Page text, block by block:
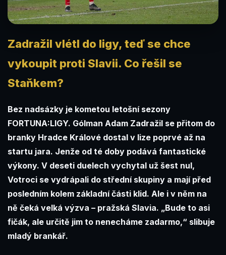
Zadražil vlétl do ligy, teď se chce
vykoupit proti Slavii. Co řešil se
Staňkem?
Bez nadsázky je kometou letošní sezony
FORTUNA:LIGY. Gólman Adam Zadražil se přitom do
branky Hradce Králové dostal v lize poprvé až na
startu jara. Jenže od té doby podává fantastické
výkony. V deseti duelech vychytal už šest nul,
Votroci se vydrápali do střední skupiny a mají před
posledním kolem základní části klid. Ale i v něm na
ně čeká velká výzva – pražská Slavia. „Bude to asi
fičák, ale určitě jim to nenecháme zadarmo,“ slibuje
mladý brankář.